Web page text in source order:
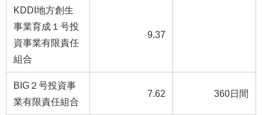
KDDI地方創生
事業育成１号投
資事業有限責任
組合
9.37
BIG２号投資事
業有限責任組合
7.62 360日間